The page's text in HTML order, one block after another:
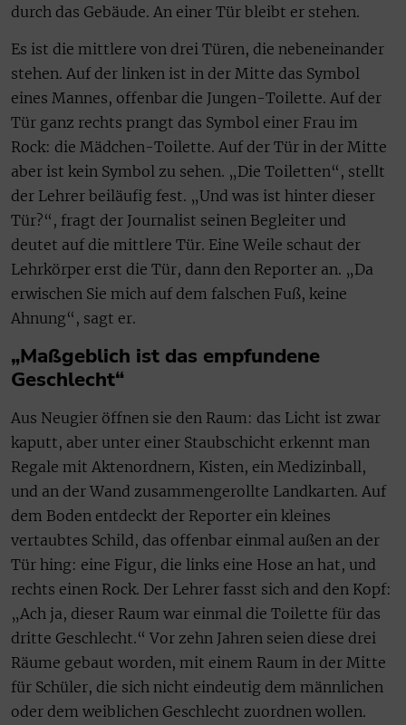
durch das Gebäude. An einer Tür bleibt er stehen.
Es ist die mittlere von drei Türen, die nebeneinander
stehen. Auf der linken ist in der Mitte das Symbol
eines Mannes, offenbar die Jungen-Toilette. Auf der
Tür ganz rechts prangt das Symbol einer Frau im
Rock: die Mädchen-Toilette. Auf der Tür in der Mitte
aber ist kein Symbol zu sehen. „Die Toiletten“, stellt
der Lehrer beiläufig fest. „Und was ist hinter dieser
Tür?“, fragt der Journalist seinen Begleiter und
deutet auf die mittlere Tür. Eine Weile schaut der
Lehrkörper erst die Tür, dann den Reporter an. „Da
erwischen Sie mich auf dem falschen Fuß, keine
Ahnung“, sagt er.
„Maßgeblich ist das empfundene
Geschlecht“
Aus Neugier öffnen sie den Raum: das Licht ist zwar
kaputt, aber unter einer Staubschicht erkennt man
Regale mit Aktenordnern, Kisten, ein Medizinball,
und an der Wand zusammengerollte Landkarten. Auf
dem Boden entdeckt der Reporter ein kleines
vertaubtes Schild, das offenbar einmal außen an der
Tür hing: eine Figur, die links eine Hose an hat, und
rechts einen Rock. Der Lehrer fasst sich and den Kopf:
„Ach ja, dieser Raum war einmal die Toilette für das
dritte Geschlecht.“ Vor zehn Jahren seien diese drei
Räume gebaut worden, mit einem Raum in der Mitte
für Schüler, die sich nicht eindeutig dem männlichen
oder dem weiblichen Geschlecht zuordnen wollen.